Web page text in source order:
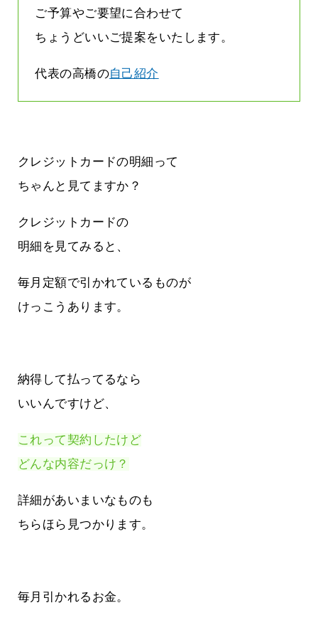
ご予算やご要望に合わせて
ちょうどいいご提案をいたします。
代表の高橋の自己紹介
クレジットカードの明細って
ちゃんと見てますか？
クレジットカードの
明細を見てみると、
毎月定額で引かれているものが
けっこうあります。
納得して払ってるなら
いいんですけど、
これって契約したけど
どんな内容だっけ？
詳細があいまいなものも
ちらほら見つかります。
毎月引かれるお金。